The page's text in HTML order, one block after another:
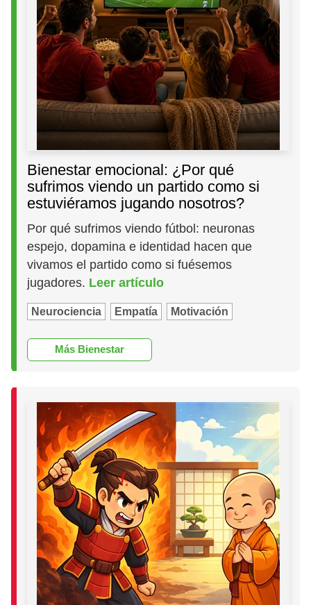
Bienestar emocional: ¿Por qué
sufrimos viendo un partido como si
estuviéramos jugando nosotros?
Por qué sufrimos viendo fútbol: neuronas
espejo, dopamina e identidad hacen que
vivamos el partido como si fuésemos
jugadores. Leer artículo
Neurociencia Empatía Motivación
Más Bienestar